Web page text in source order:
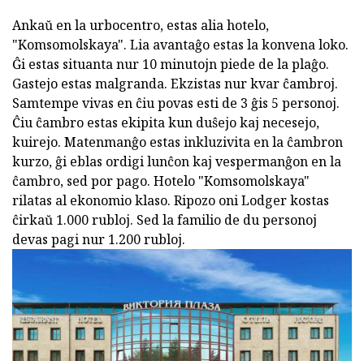
Ankaŭ en la urbocentro, estas alia hotelo,
"Komsomolskaya". Lia avantaĝo estas la konvena loko.
Ĝi estas situanta nur 10 minutojn piede de la plaĝo.
Gastejo estas malgranda. Ekzistas nur kvar ĉambroj.
Samtempe vivas en ĉiu povas esti de 3 ĝis 5 personoj.
Ĉiu ĉambro estas ekipita kun duŝejo kaj necesejo,
kuirejo. Matenmanĝo estas inkluzivita en la ĉambron
kurzo, ĝi eblas ordigi lunĉon kaj vespermanĝon en la
ĉambro, sed por pago. Hotelo "Komsomolskaya"
rilatas al ekonomio klaso. Ripozo oni Lodger kostas
ĉirkaŭ 1.000 rubloj. Sed la familio de du personoj
devas pagi nur 1.200 rubloj.